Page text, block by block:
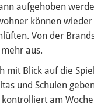
aufgehoben
können
Von der
aus.
mit Blick auf die
und Schulen
am